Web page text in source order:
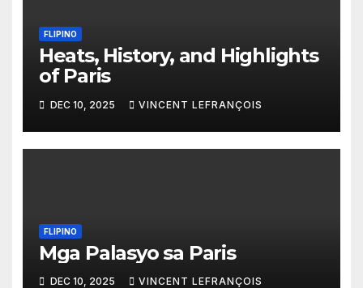
FLIPINO
Heats, History, and Highlights
of Paris
DEC 10, 2025 VINCENT LEFRANÇOIS
FLIPINO
Mga Palasyo sa Paris
DEC 10, 2025 VINCENT LEFRANÇOIS